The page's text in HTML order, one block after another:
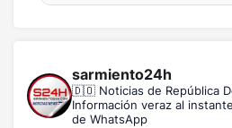
sarmiento24h
🇩🇴 Noticias de República
Información veraz al instante
de WhatsApp